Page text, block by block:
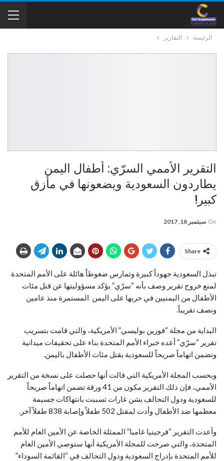
الرئيسة التقارير
التقرير الأممي السرّي: أطفال اليمن
يطاردون السعودية ويضعونها في مأزق
كبير!
On سبتمبر 18, 2017
Share
تبذل السعودية جهوداً كبيرة وتمارس ضغوطاً هائلة على الأمم المتحدة
لمنع خروج تقرير وصف بأنه “سرّي” يؤكد مسؤوليتها عن قتل مئات
الأطفال من اليمنيين في حربها على اليمن المستمرة منذ عامين
ونصف تقريباً.
البداية من مجلة “فورين بوليسي” الأمريكية، والتي قامت بتسريب
تقرير “سرّي” أعده خبراء الأمم المتحدة بناء على تحقيقات ميدانية
وتضمن اتهاماً صريحاً للسعودية بقتل مئات الأطفال باليمن.
وبحسب المجلة الأمريكية التي قالت أنها حصلت على نسخة من التقرير
الأممي، فإن ذلك التقرير مكون من 41 ورقة تضمن اتهاماً صريحاً
للسعودية ودول التحالف بشن غارات تسببت بانتهاكات جسيمة
معظمها ضد الأطفال وأدت لمقتل 502 طفلاً وإصابة 838 طفلاً آخر.
وأعدت التقرير “فرجينيا غامبا” الممثلة الخاصة عن الأمين العام للأمم
المتحدة، والتي صرحت للمجلة الأمريكية أنها ستوصي الأمين العام
للأمم المتحدة بإدراج السعودية ودول التحالف في “القائمة السوداء”